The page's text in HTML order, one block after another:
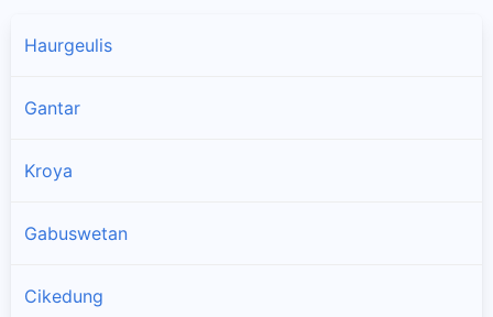
Haurgeulis
Gantar
Kroya
Gabuswetan
Cikedung